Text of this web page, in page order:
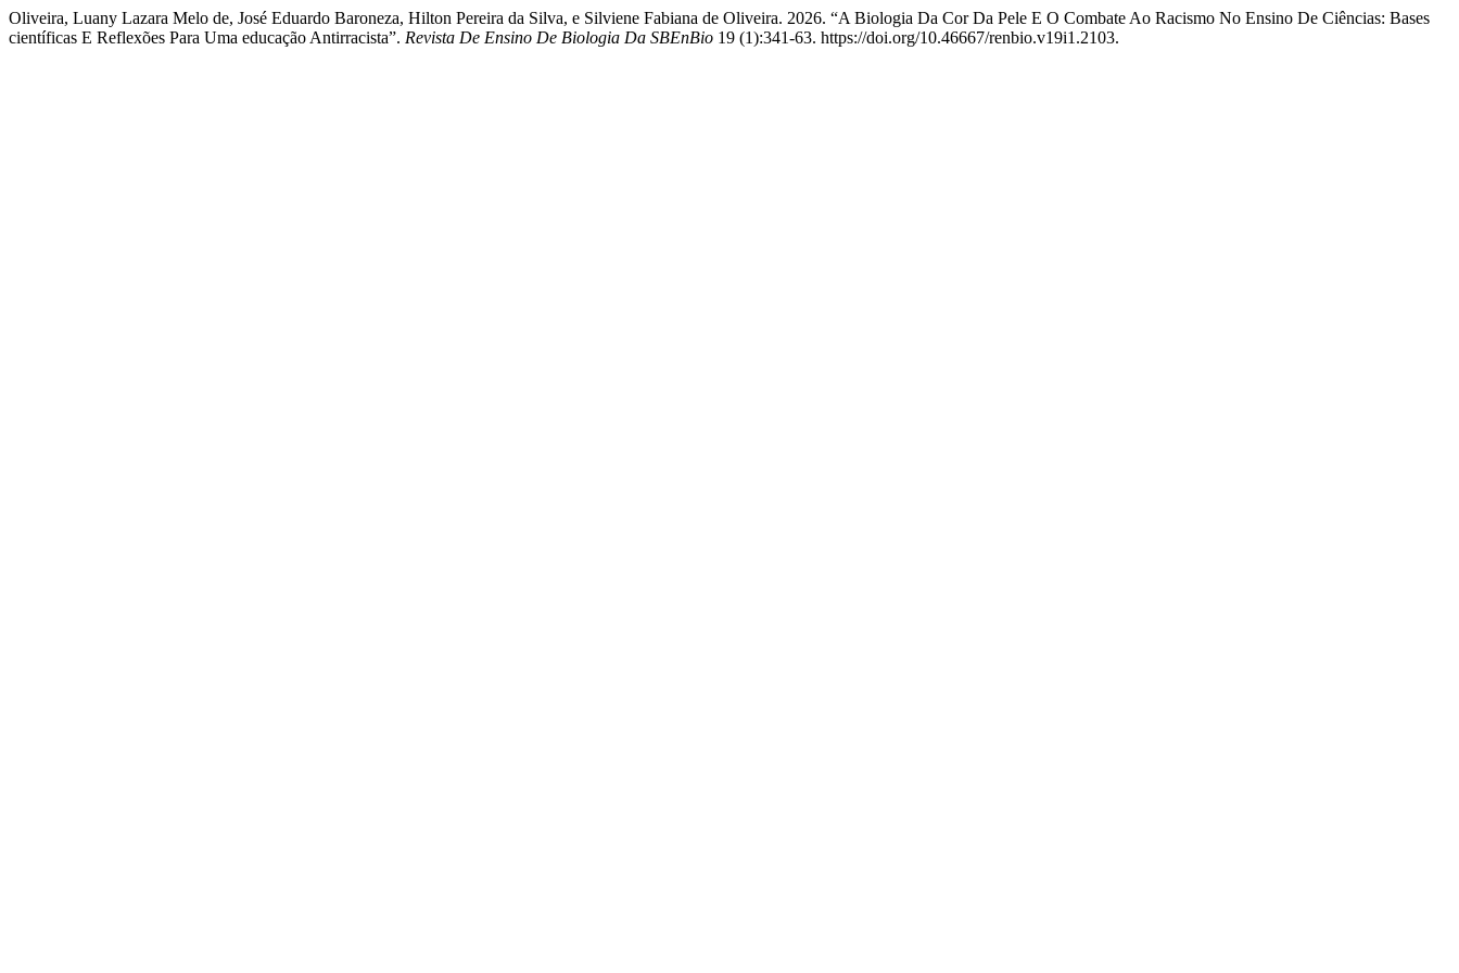
Oliveira, Luany Lazara Melo de, José Eduardo Baroneza, Hilton Pereira da Silva, e Silviene Fabiana de Oliveira. 2026. “A Biologia Da Cor Da Pele E O Combate Ao Racismo No Ensino De Ciências: Bases
científicas E Reflexões Para Uma educação Antirracista”. Revista De Ensino De Biologia Da SBEnBio 19 (1):341-63. https://doi.org/10.46667/renbio.v19i1.2103.